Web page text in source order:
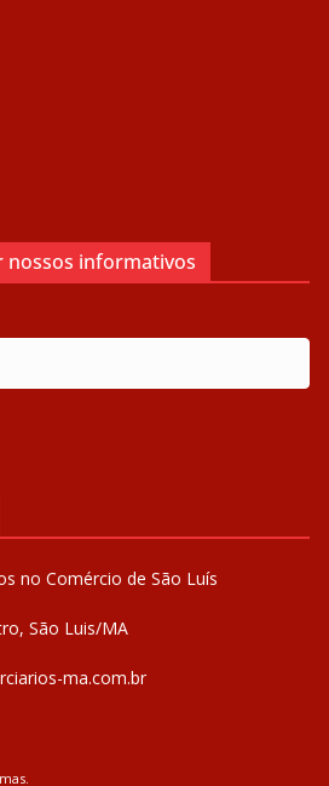
nossos informativos
no Comércio de São Luís
São Luis/MA
ma.com.br
.